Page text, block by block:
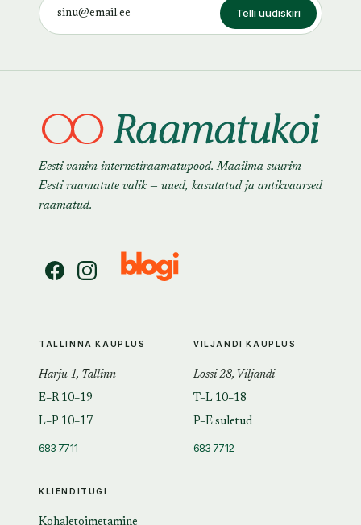
Telli uudiskiri
Eesti vanim internetiraamatupood. Maailma suurim
Eesti raamatute valik — uued, kasutatud ja antikvaarsed
raamatud.
KLIENDITUGI
TALLINNA KAUPLUS
Harju 1, Tallinn
E–R 10–19
L–P 10–17
683 7711
VILJANDI KAUPLUS
Lossi 28, Viljandi
T–L 10–18
P–E suletud
683 7712